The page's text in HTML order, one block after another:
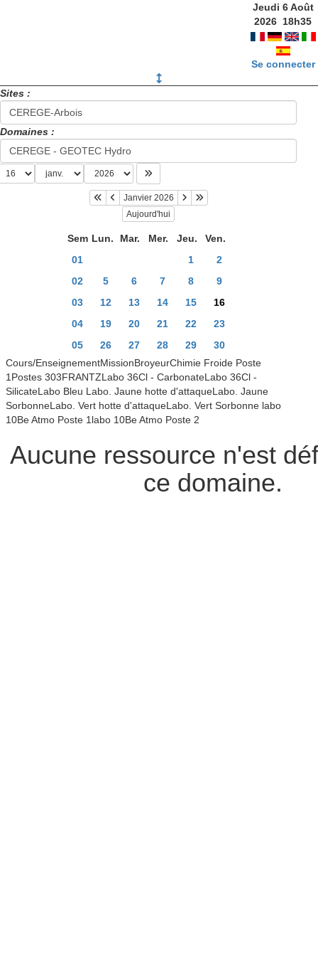
Jeudi 6 Août
2026 18h35
Se connecter
Sites :
Domaines :
Janvier 2026
Aujourd'hui
Sem Lun. Mar. Mer. Jeu.
Ven.
01
1
2
02
5 6 7 8
9
03
12 13 14 15
16
04
19 20 21 22
23
05
26 27 28 29
30
Cours/EnseignementMissionBroyeurChimie Froide Poste
1Postes 303FRANTZLabo 36Cl - CarbonateLabo 36Cl -
SilicateLabo Bleu Labo. Jaune hotte d'attaqueLabo. Jaune
SorbonneLabo. Vert hotte d'attaqueLabo. Vert Sorbonne labo
10Be Atmo Poste 1labo 10Be Atmo Poste 2
Aucune ressource n'est
ce domaine.